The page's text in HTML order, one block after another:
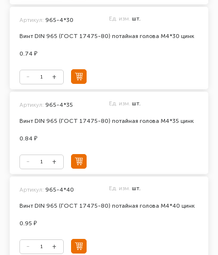
Винт DIN 965 (ГОСТ 17475-80) потайная голова М4*30 цинк
Артикул: 965-4*30 Ед. изм. шт.
0.74 ₽
Винт DIN 965 (ГОСТ 17475-80) потайная голова М4*35 цинк
Артикул: 965-4*35 Ед. изм. шт.
0.84 ₽
Винт DIN 965 (ГОСТ 17475-80) потайная голова М4*40 цинк
Артикул: 965-4*40 Ед. изм. шт.
0.95 ₽